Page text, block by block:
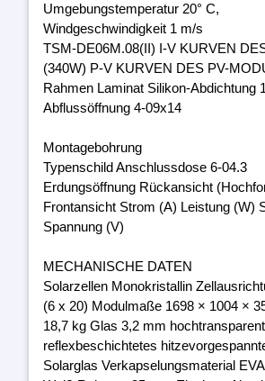
Umgebungstemperatur 20° C,
Windgeschwindigkeit 1 m/s
TSM-DE06M.08(II) I-V KURVEN
(340W) P-V KURVEN DES PV-
Rahmen Laminat Silikon-Abdichtung
Abflussöffnung 4-09x14
Montagebohrung
Typenschild Anschlussdose 6-04.3
Erdungsöffnung Rückansicht
Frontansicht Strom (A) Leistung (W)
Spannung (V)
MECHANISCHE DATEN
Solarzellen Monokristallin
(6 x 20) Modulmaße 1698 × 1004 ×
18,7 kg Glas 3,2 mm
reflexbeschichtetes
Solarglas Verkapselungsmaterial